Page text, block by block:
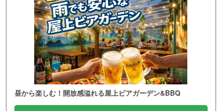
昼から楽しむ！開放感溢れる屋上ビアガーデン&BBQ